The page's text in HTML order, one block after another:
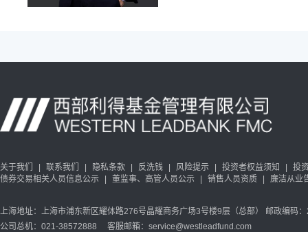
关于我们 联系我们 隐私条款 反洗钱 风险提示 投资者权益须知
投
债券交易相关人员信息公示
董监事、高管人员公示 销售人员资质 廉洁从业
上海地址：上海市浦东新区耀体路276号晶耀商务广场3号楼9层（总部） 邮政编码
公司总机：021-38572888 客服邮箱：service@westleadfund.com